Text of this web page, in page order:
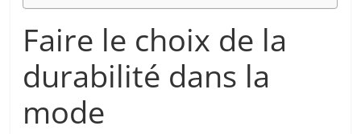
Faire le choix de la
durabilité dans la
mode